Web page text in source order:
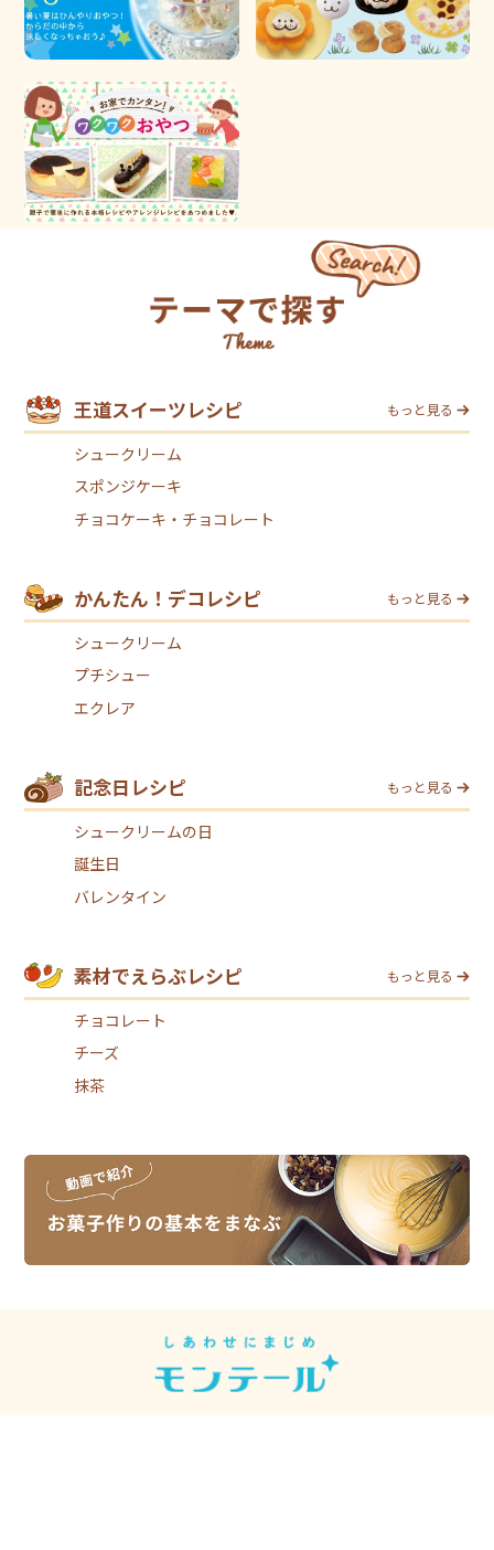
王道スイーツレシピ もっと見る
シュークリーム
スポンジケーキ
チョコケーキ・チョコレート
かんたん！デコレシピ もっと見る
シュークリーム
プチシュー
エクレア
記念日レシピ もっと見る
シュークリームの日
誕生日
バレンタイン
素材でえらぶレシピ もっと見る
チョコレート
チーズ
抹茶